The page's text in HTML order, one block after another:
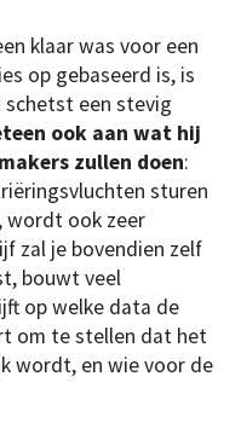
klaar was voor een
op gebaseerd is, is
schetst een stevig
ook aan wat hij
zullen doen:
sturen
wordt ook zeer
zal je bovendien zelf
bouwt veel
op welke data de
om te stellen dat het
wordt, en wie voor de